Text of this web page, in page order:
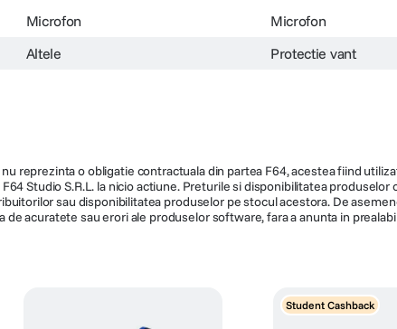
Microfon Microfon
Altele Protectie vant
reprezinta o obligatie contractuala din partea F64, acestea fiind
Studio S.R.L. la nicio actiune. Preturile si disponibilitatea
sau disponibilitatea produselor pe stocul acestora. De
acuratete sau erori ale produselor software, fara a anunta in
Student Cashback